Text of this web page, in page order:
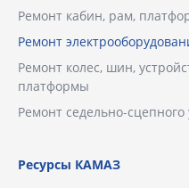
Ремонт кабин, рам,
Ремонт
Ремонт колес, шин,
платформы
Ремонт седельно-сцепного
Ресурсы КАМАЗ